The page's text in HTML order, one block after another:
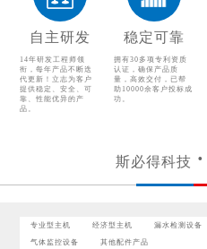
自主研发
14年研发工程师领
衔，每年产品不断迭
代更新！立志为客户
提供稳定、安全、可
靠、性能优异的产
品。
稳定可靠
拥有30多项专利资质
认证，确保产品质
量，高效交付，已帮
助10000余客户投标成
功。
斯必得科技
专业型主机 经济型主机 漏水检测设备
气体监控设备 其他配件产品